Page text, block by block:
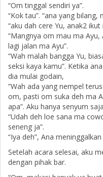
“Om tinggal sendiri ya”.
“Kok tau”. “ana yang
“aku dah cere Yu, anak2
“Mangnya om mau ma
lagi jalan ma Ayu”.
“Wah malah bangga Yu,
seksi kaya kamu”. Ketika
dia mulai godain,
”Wah ada yang nempel
om, pasti om suka deh ma
apa”. Aku hanya senyum
“Udah deh loe sana ma
seneng ja”.
“Iya deh”, Ana
Setelah acara selesai, aku
dengan pihak bar.